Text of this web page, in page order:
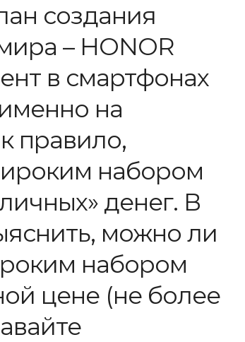
создания
– HONOR
в смартфонах
на
правило,
набором
денег. В
можно ли
набором
цене (не более